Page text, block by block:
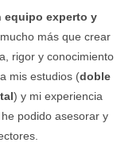
equipo experto y
más que crear
rigor y conocimiento
mis estudios (doble
) y mi experiencia
podido asesorar y